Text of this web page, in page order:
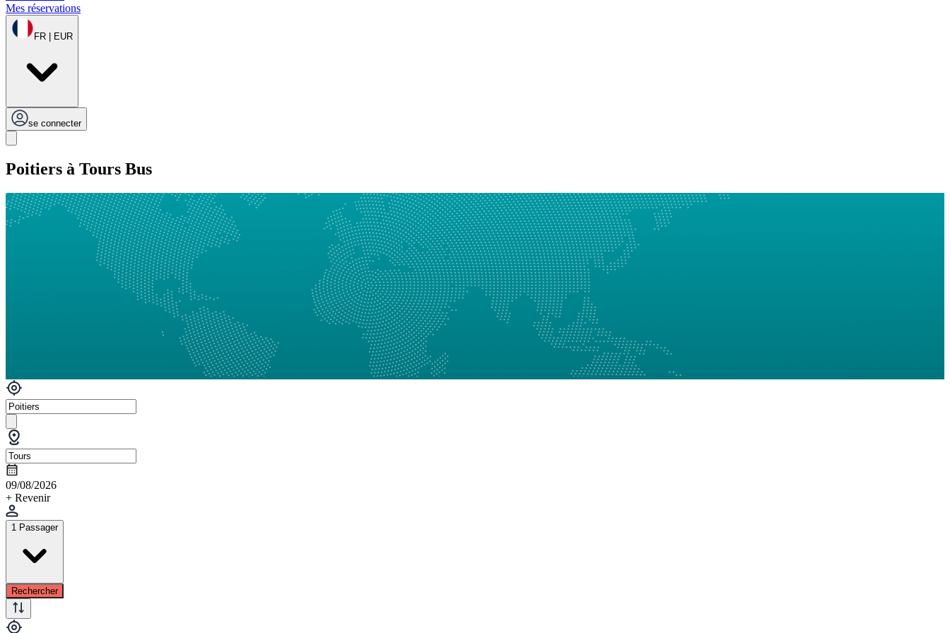
Mes réservations
FR | EUR
se connecter
Poitiers à Tours Bus
09/08/2026
+ Revenir
1 Passager
Rechercher